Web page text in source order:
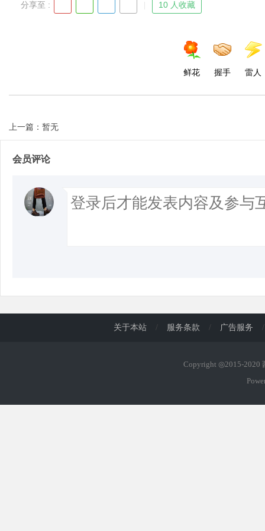
分享至 : 10 人收藏
鲜花 握手 雷人
上一篇：暂无
会员评论
关于本站 / 服务条款 / 广告服务 /
Copyright ◎2015-2020